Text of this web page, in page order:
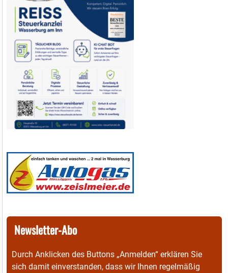
Newsletter-Abo
Durch Anklicken des Buttons „Anmelden“ erklären Sie
sich damit einverstanden, dass wir Ihnen regelmäßig